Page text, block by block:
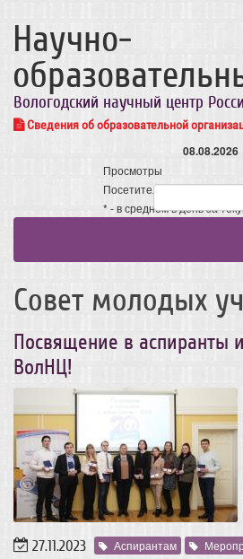
Научно-
Вологодский научный центр
Сведения об образовательной
08.08.2026
Просмотры
Посетители
* - в среднем в день за
Совет молодых
Посвящение в аспиранты
ВолНЦ!
27.11.2023 Аспирантам